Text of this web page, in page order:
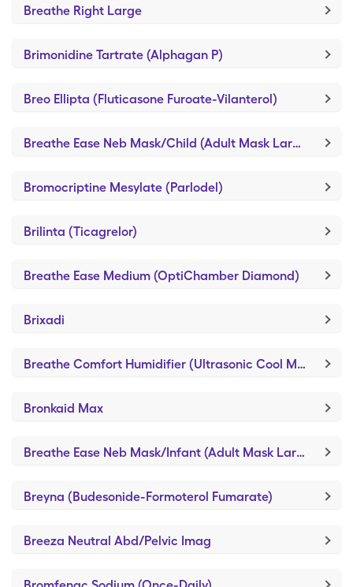
Breathe Right Large
Brimonidine Tartrate (Alphagan P)
Breo Ellipta (Fluticasone Furoate-Vilanterol)
Breathe Ease Neb Mask/Child (Adult Mask Large)
Bromocriptine Mesylate (Parlodel)
Brilinta (Ticagrelor)
Breathe Ease Medium (OptiChamber Diamond)
Brixadi
Breathe Comfort Humidifier (Ultrasonic Cool Mist Humidif)
Bronkaid Max
Breathe Ease Neb Mask/Infant (Adult Mask Large)
Breyna (Budesonide-Formoterol Fumarate)
Breeza Neutral Abd/Pelvic Imag